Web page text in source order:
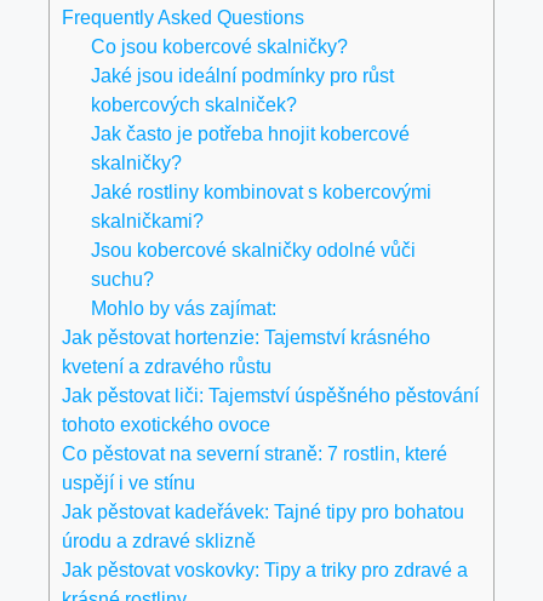
Frequently Asked Questions
Co jsou kobercové skalničky?
Jaké jsou ideální podmínky pro růst
kobercových skalniček?
Jak často je potřeba hnojit kobercové
skalničky?
Jaké rostliny kombinovat s kobercovými
skalničkami?
Jsou kobercové skalničky odolné vůči
suchu?
Mohlo by vás zajímat:
Jak pěstovat hortenzie: Tajemství krásného
kvetení a zdravého růstu
Jak pěstovat liči: Tajemství úspěšného pěstování
tohoto exotického ovoce
Co pěstovat na severní straně: 7 rostlin, které
uspějí i ve stínu
Jak pěstovat kadeřávek: Tajné tipy pro bohatou
úrodu a zdravé sklizně
Jak pěstovat voskovky: Tipy a triky pro zdravé a